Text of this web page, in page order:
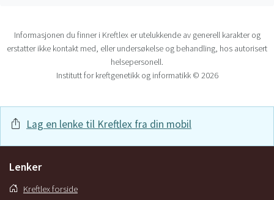
Informasjonen du finner i Kreftlex er utelukkende av generell karakter og
erstatter ikke kontakt med, eller undersøkelse og behandling, hos autorisert
helsepersonell.
Institutt for kreftgenetikk og informatikk © 2026
Lag en lenke til Kreftlex fra din mobil
Lenker
Kreftlex forside